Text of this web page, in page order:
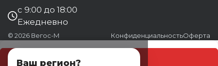
с 9:00 до 18:00
Ежедневно
© 2026 Вегос-М КонфиденциальностьОферта
Ваш регион?